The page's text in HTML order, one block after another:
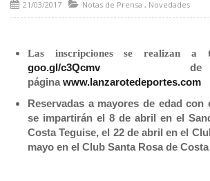
21/03/2017 Notas de Prensa , Novedades
Las inscripciones se realizan a
goo.gl/c3Qcmvde
página www.lanzarotedeportes.com
Reservadas a mayores de edad con
se impartirán el 8 de abril en el
Costa Teguise, el 22 de abril en el
mayo en el Club Santa Rosa de